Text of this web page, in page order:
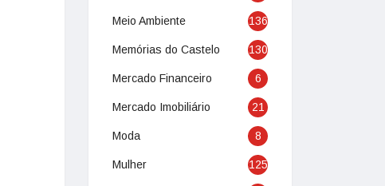
Meio Ambiente 136
Memórias do Castelo 130
Mercado Financeiro 6
Mercado Imobiliário 21
Moda 8
Mulher 125